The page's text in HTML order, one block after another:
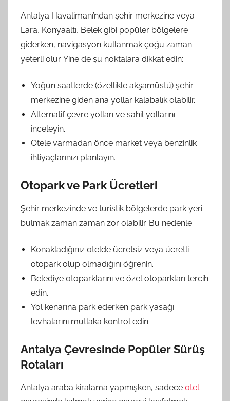
Antalya Havalimanı’ndan şehir merkezine veya
Lara, Konyaaltı, Belek gibi popüler bölgelere
giderken, navigasyon kullanmak çoğu zaman
yeterli olur. Yine de şu noktalara dikkat edin:
Yoğun saatlerde (özellikle akşamüstü) şehir
merkezine giden ana yollar kalabalık olabilir.
Alternatif çevre yolları ve sahil yollarını
inceleyin.
Otele varmadan önce market veya benzinlik
ihtiyaçlarınızı planlayın.
Otopark ve Park Ücretleri
Şehir merkezinde ve turistik bölgelerde park yeri
bulmak zaman zaman zor olabilir. Bu nedenle:
Konakladığınız otelde ücretsiz veya ücretli
otopark olup olmadığını öğrenin.
Belediye otoparklarını ve özel otoparkları tercih
edin.
Yol kenarına park ederken park yasağı
levhalarını mutlaka kontrol edin.
Antalya Çevresinde Popüler Sürüş
Rotaları
Antalya araba kiralama yapmışken, sadece otel